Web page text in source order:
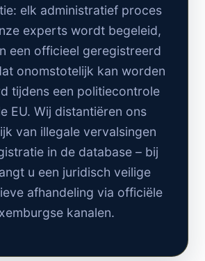
elk administratief proces
experts wordt begeleid,
een officieel geregistreerd
onomstotelijk kan worden
tijdens een politiecontrole
EU. Wij distantiëren ons
van illegale vervalsingen
in de database – bij
u een juridisch veilige
afhandeling via officiële
kanalen.